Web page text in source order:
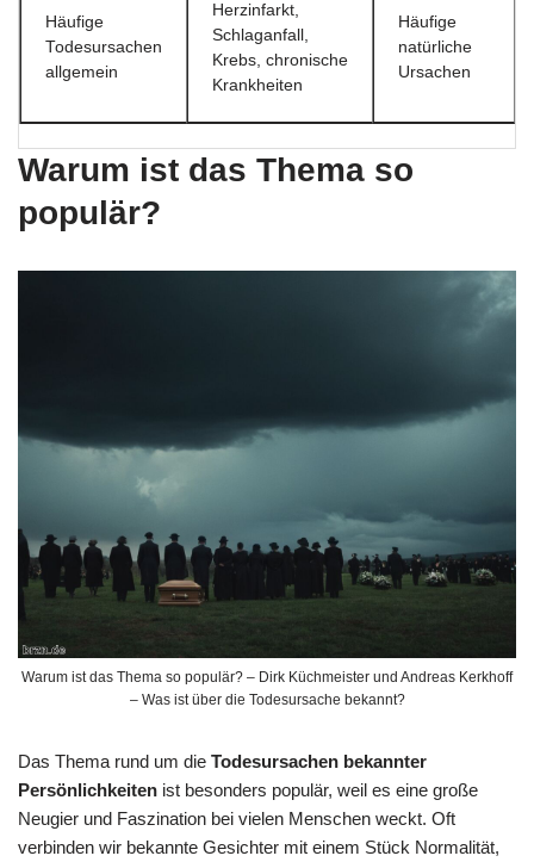
Häufige
Todesursachen
allgemein
Herzinfarkt,
Schlaganfall,
Krebs, chronische
Krankheiten
Häufige
natürliche
Ursachen
Warum ist das Thema so
populär?
Warum ist das Thema so populär? – Dirk Küchmeister und Andreas Kerkhoff
– Was ist über die Todesursache bekannt?
Das Thema rund um die Todesursachen bekannter
Persönlichkeiten ist besonders populär, weil es eine große
Neugier und Faszination bei vielen Menschen weckt. Oft
verbinden wir bekannte Gesichter mit einem Stück Normalität,